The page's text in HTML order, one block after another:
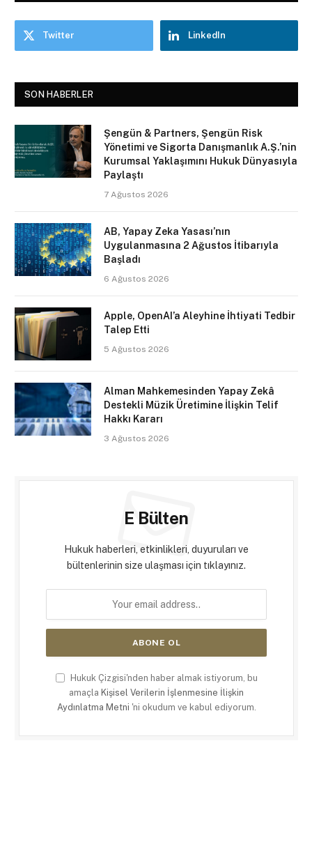
Twitter LinkedIn
SON HABERLER
Şengün & Partners, Şengün Risk
Yönetimi ve Sigorta Danışmanlık A.Ş.’nin
Kurumsal Yaklaşımını Hukuk Dünyasıyla
Paylaştı
7 Ağustos 2026
AB, Yapay Zeka Yasası’nın
Uygulanmasına 2 Ağustos İtibarıyla
Başladı
6 Ağustos 2026
Apple, OpenAI’a Aleyhine İhtiyati Tedbir
Talep Etti
5 Ağustos 2026
Alman Mahkemesinden Yapay Zekâ
Destekli Müzik Üretimine İlişkin Telif
Hakkı Kararı
3 Ağustos 2026
E Bülten
Hukuk haberleri, etkinlikleri, duyuruları ve
bültenlerinin size ulaşması için tıklayınız.
Hukuk Çizgisi'nden haber almak istiyorum, bu
amaçla Kişisel Verilerin İşlenmesine İlişkin
Aydınlatma Metni 'ni okudum ve kabul ediyorum.